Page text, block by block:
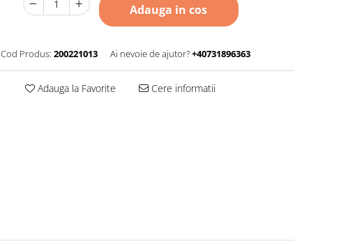
Adauga in cos
Cod Produs: 200221013 Ai nevoie de ajutor?+40731896363
Adauga la Favorite Cere informatii